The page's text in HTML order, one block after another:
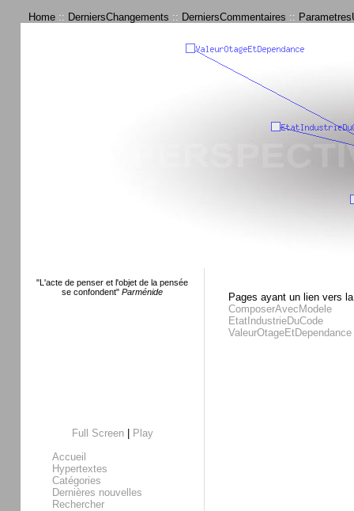
Home :: DerniersChangements :: DerniersCommentaires ::
"L'acte de penser et l'objet de la pensée
se confondent" Parménide
Full Screen|
Play
Accueil
Hypertextes
Catégories
Dernières nouvelles
Rechercher
Pages ayant un lien vers
ComposerAvecModele
EtatIndustrieDuCode
ValeurOtageEtDependance